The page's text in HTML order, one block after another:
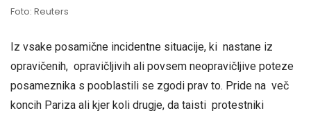
Foto: Reuters
Iz vsake posamične incidentne situacije, ki nastane iz
opravičenih, opravičljivih ali povsem neopravičljive poteze
posameznika s pooblastili se zgodi prav to. Pride na več
koncih Pariza ali kjer koli drugje, da taisti protestniki